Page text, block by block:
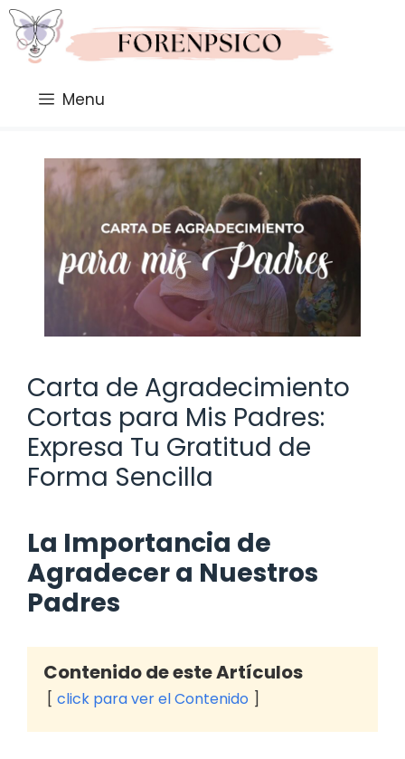
Saltar
al
contenido
Menu
Carta de Agradecimiento
Cortas para Mis Padres:
Expresa Tu Gratitud de
Forma Sencilla
La Importancia de
Agradecer a Nuestros
Padres
Contenido de este Artículos
click para ver el Contenido